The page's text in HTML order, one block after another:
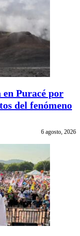
Puracé por
del fenómeno
6 agosto, 2026